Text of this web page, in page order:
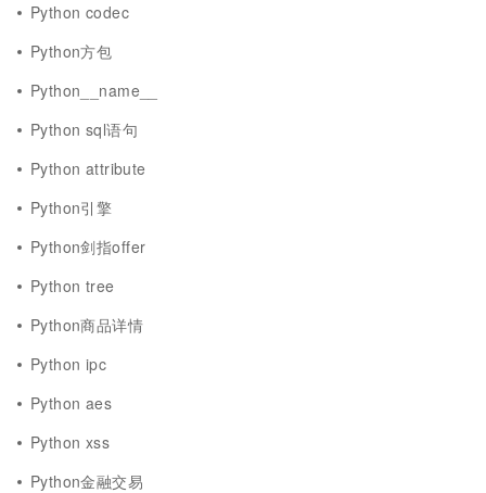
Python codec
Python方包
Python__name__
Python sql语句
Python attribute
Python引擎
Python剑指offer
Python tree
Python商品详情
Python ipc
Python aes
Python xss
Python金融交易